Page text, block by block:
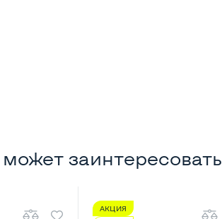
заинтересовать
АКЦИЯ